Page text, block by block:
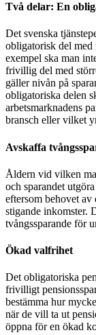
Två delar: En
Det svenska
obligatorisk del
exempel ska man
frivillig del med
gäller nivån på
obligatoriska delen
arbetsmarknadens
bransch eller vilket
Avskaffa
Åldern vid vilken
och sparandet
eftersom behovet
stigande inkomster.
tvångssparande för
Ökad valfrihet
Det obligatoriska
frivilligt
bestämma hur
när de vill ta ut
öppna för en ökad